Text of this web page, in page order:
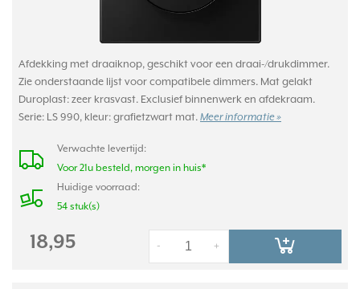
Afdekking met draaiknop, geschikt voor een draai-/drukdimmer.
Zie onderstaande lijst voor compatibele dimmers. Mat gelakt
Duroplast: zeer krasvast. Exclusief binnenwerk en afdekraam.
Serie: LS 990, kleur: grafietzwart mat. Meer informatie »
Verwachte levertijd:
Voor 21u besteld, morgen in huis*
Huidige voorraad:
54 stuk(s)
18,95 +
-